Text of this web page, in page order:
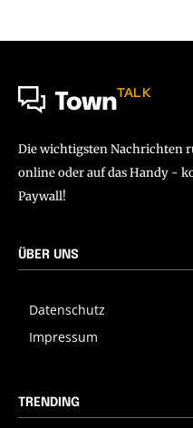
TownTALK
Die wichtigsten Nachrichten
online oder auf das Handy -
Paywall!
ÜBER UNS
Datenschutz
Impressum
TRENDING